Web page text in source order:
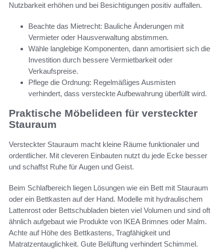
Nutzbarkeit erhöhen und bei Besichtigungen positiv auffallen.
Beachte das Mietrecht: Bauliche Änderungen mit
Vermieter oder Hausverwaltung abstimmen.
Wähle langlebige Komponenten, dann amortisiert sich die
Investition durch bessere Vermietbarkeit oder
Verkaufspreise.
Pflege die Ordnung: Regelmäßiges Ausmisten
verhindert, dass versteckte Aufbewahrung überfüllt wird.
Praktische Möbelideen für versteckter
Stauraum
Versteckter Stauraum macht kleine Räume funktionaler und
ordentlicher. Mit cleveren Einbauten nutzt du jede Ecke besser
und schaffst Ruhe für Augen und Geist.
Beim Schlafbereich liegen Lösungen wie ein Bett mit Stauraum
oder ein Bettkasten auf der Hand. Modelle mit hydraulischem
Lattenrost oder Bettschubladen bieten viel Volumen und sind oft
ähnlich aufgebaut wie Produkte von IKEA Brimnes oder Malm.
Achte auf Höhe des Bettkastens, Tragfähigkeit und
Matratzentauglichkeit. Gute Belüftung verhindert Schimmel.